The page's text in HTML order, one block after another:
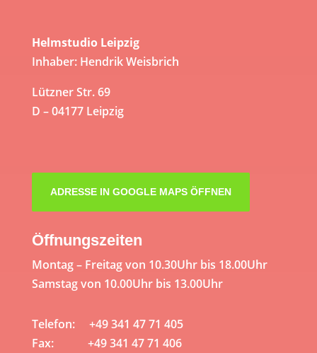
Helmstudio Leipzig
Inhaber: Hendrik Weisbrich
Lützner Str. 69
D – 04177 Leipzig
ADRESSE IN GOOGLE MAPS ÖFFNEN
Öffnungszeiten
Montag – Freitag von 10.30Uhr bis 18.00Uhr
Samstag von 10.00Uhr bis 13.00Uhr
Telefon: +49 341 47 71 405
Fax: +49 341 47 71 406